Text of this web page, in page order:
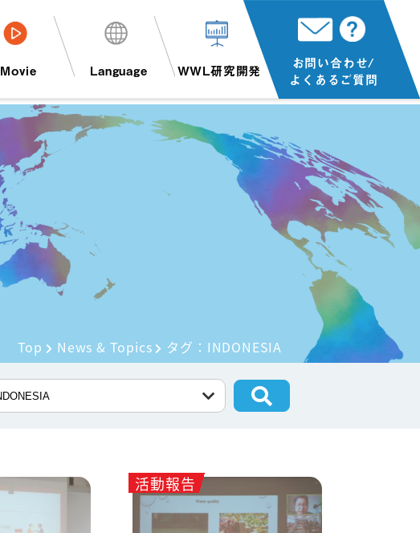
Movie Language WWL研究開発
お問い合わせ/
よくあるご質問
Top News & Topics タグ：INDONESIA
活動報告